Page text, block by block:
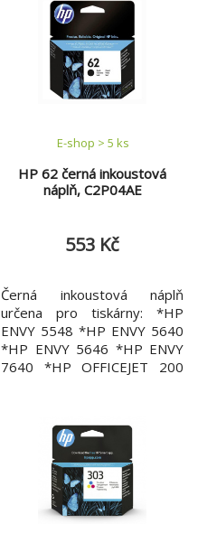
HP 62 černá inkoustová
náplň, C2P04AE
E-shop > 5 ks
553 Kč
Černá inkoustová náplň
určena pro tiskárny: *HP
ENVY 5548 *HP ENVY 5640
*HP ENVY 5646 *HP ENVY
7640 *HP OFFICEJET 200
5742 E-ALL-IN-ONE